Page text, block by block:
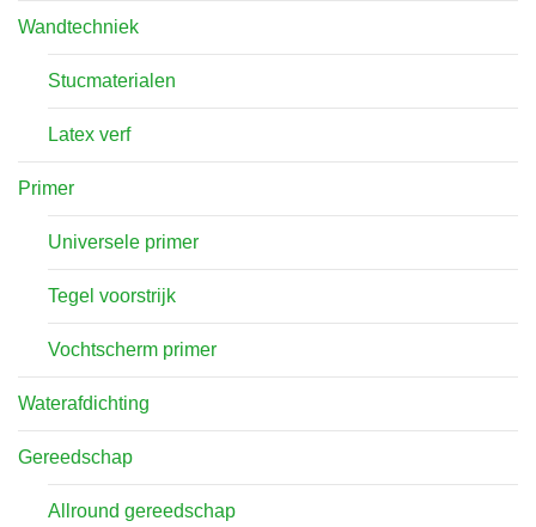
Wandtechniek
Stucmaterialen
Latex verf
Primer
Universele primer
Tegel voorstrijk
Vochtscherm primer
Waterafdichting
Gereedschap
Allround gereedschap